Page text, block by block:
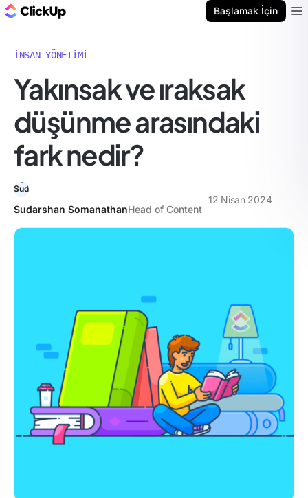
Başlamak İçin
İNSAN YÖNETIMI
Yakınsak ve ıraksak
düşünme arasındaki
fark nedir?
Sudarshan SomanathanHead of Content
12 Nisan 2024